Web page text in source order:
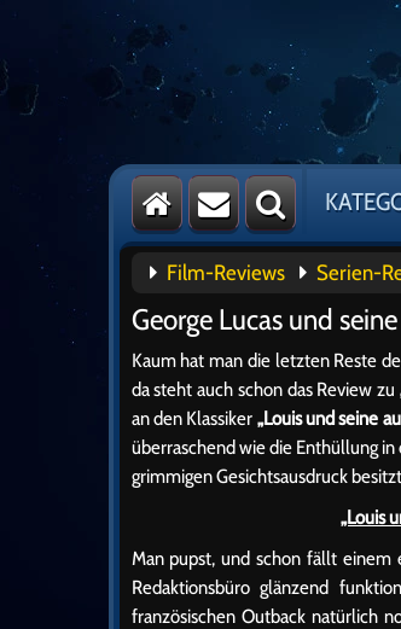
Film-Reviews Serien-
George Lucas und
Kaum hat man die letzten Reste
da steht auch schon das Review zu
an den Klassiker „Louis und seine
überraschend wie die Enthüllung
grimmigen Gesichtsausdruck
„Louis
Man pupst, und schon fällt einem
Redaktionsbüro glänzend
französischen Outback natürlich